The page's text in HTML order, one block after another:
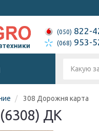
(050) 822-
(068) 953-
308 Дорожня карта
ДК